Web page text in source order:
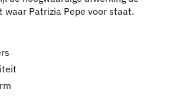
waar Patrizia Pepe voor staat.